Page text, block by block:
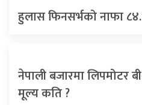
हुलास फिनसर्भको नाफा
नेपाली बजारमा लिपमोटर
मूल्य कति ?